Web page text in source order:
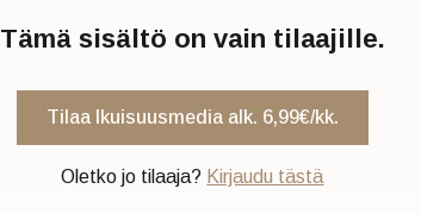
Tämä sisältö on vain tilaajille.
Tilaa Ikuisuusmedia alk. 6,99€/kk.
Oletko jo tilaaja? Kirjaudu tästä